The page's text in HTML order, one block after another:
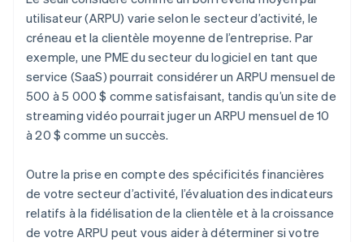
utilisateur (ARPU) varie selon le secteur d’activité, le
créneau et la clientèle moyenne de l’entreprise. Par
exemple, une PME du secteur du logiciel en tant que
service (SaaS) pourrait considérer un ARPU mensuel de
500 à 5 000 $ comme satisfaisant, tandis qu’un site de
streaming vidéo pourrait juger un ARPU mensuel de 10
à 20 $ comme un succès.
Outre la prise en compte des spécificités financières
de votre secteur d’activité, l’évaluation des indicateurs
relatifs à la fidélisation de la clientèle et à la croissance
de votre ARPU peut vous aider à déterminer si votre